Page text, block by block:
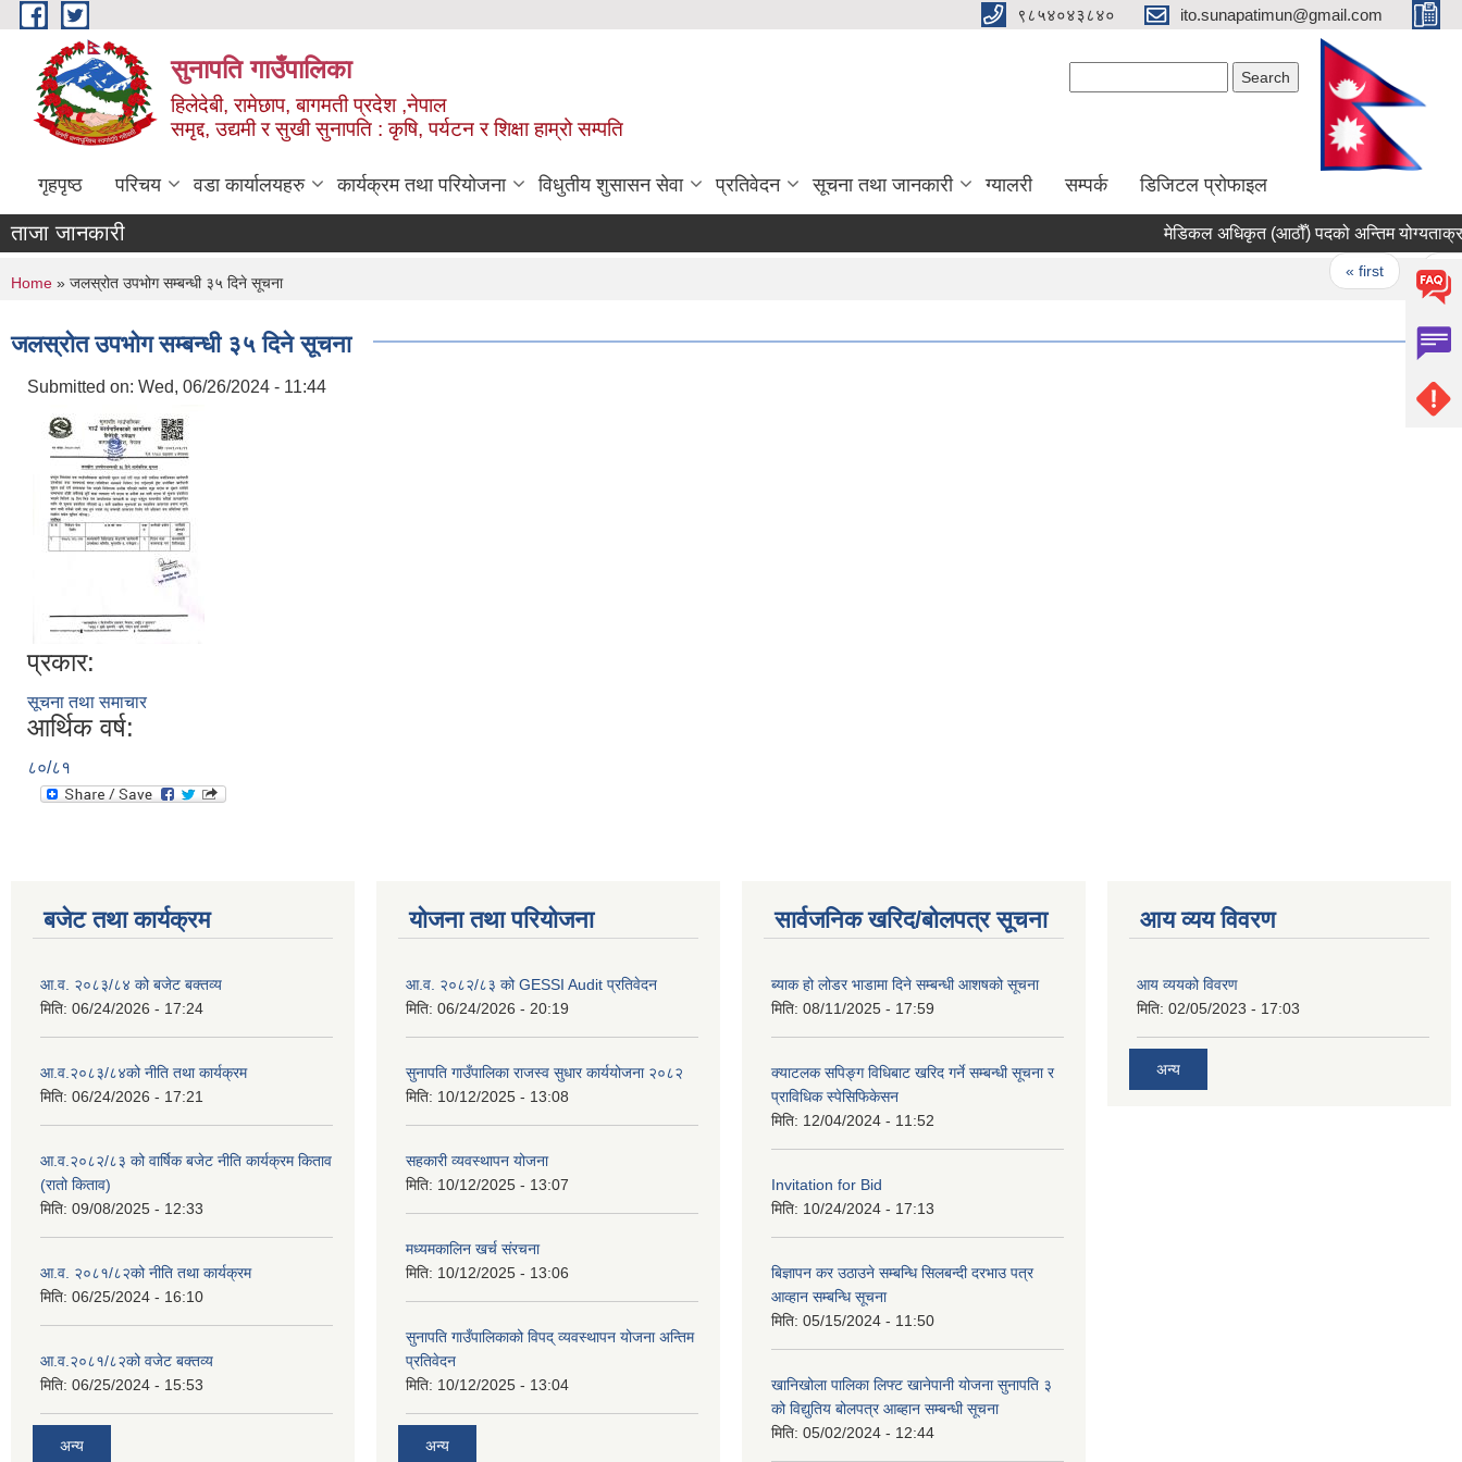
Skip to main content ९८५४०४३८४० ito.sunapatimun@gmail.com
सुनापति गाउँपालिका
हिलेदेबी, रामेछाप, बागमती प्रदेश ,नेपाल
समृद्द, उद्यमी र सुखी सुनापति : कृषि, पर्यटन र शिक्षा हाम्रो सम्पति
गृहपृष्ठ परिचय वडा कार्यालयहरु कार्यक्रम तथा परियोजना विधुतीय शुसासन सेवा प्रतिवेदन सूचना तथा जानकारी ग्यालरी सम्पर्क डिजिटल प्रोफाइल
ताजा जानकारी मेडिकल अधिकृत (आठौँ) पदको अन्तिम
« first ‹
You are here
Home » जलस्रोत उपभोग सम्बन्धी ३५ दिने सूचना
जलस्रोत उपभोग सम्बन्धी ३५ दिने सूचना
Submitted on: Wed, 06/26/2024 - 11:44
प्रकार:
सूचना तथा समाचार
आर्थिक वर्ष:
८०/८१
बजेट तथा कार्यक्रम
आ.व. २०८३/८४ को बजेट बक्तव्य
मिति: 06/24/2026 - 17:24
आ.व.२०८३/८४को नीति तथा कार्यक्रम
मिति: 06/24/2026 - 17:21
आ.व.२०८२/८३ को वार्षिक बजेट नीति कार्यक्रम किताव
(रातो किताव)
मिति: 09/08/2025 - 12:33
आ.व. २०८१/८२को नीति तथा कार्यक्रम
मिति: 06/25/2024 - 16:10
आ.व.२०८१/८२को वजेट बक्तव्य
मिति: 06/25/2024 - 15:53
अन्य
योजना तथा परियोजना
आ.व. २०८२/८३ को GESSI Audit प्रतिवेदन
मिति: 06/24/2026 - 20:19
सुनापति गाउँपालिका राजस्व सुधार कार्ययोजना २०८२
मिति: 10/12/2025 - 13:08
सहकारी व्यवस्थापन योजना
मिति: 10/12/2025 - 13:07
मध्यमकालिन खर्च संरचना
मिति: 10/12/2025 - 13:06
सुनापति गाउँपालिकाको विपद् व्यवस्थापन योजना अन्तिम
प्रतिवेदन
मिति: 10/12/2025 - 13:04
अन्य
सार्वजनिक खरिद/बोलपत्र सूचना
ब्याक हो लोडर भाडामा दिने सम्बन्धी आशषको सूचना
मिति: 08/11/2025 - 17:59
क्याटलक सपिङ्ग विधिबाट खरिद गर्ने सम्बन्धी सूचना र
प्राविधिक स्पेसिफिकेसन
मिति: 12/04/2024 - 11:52
Invitation for Bid
मिति: 10/24/2024 - 17:13
बिज्ञापन कर उठाउने सम्बन्धि सिलबन्दी दरभाउ पत्र
आव्हान सम्बन्धि सूचना
मिति: 05/15/2024 - 11:50
खानिखोला पालिका लिफ्ट खानेपानी योजना सुनापति ३
को विद्युतिय बोलपत्र आब्हान सम्बन्धी सूचना
मिति: 05/02/2024 - 12:44
आय व्यय विवरण
आय व्ययको विवरण
मिति: 02/05/2023 - 17:03
अन्य